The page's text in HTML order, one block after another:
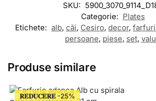
SKU:
Categorie: Plates
Etichete: alb, căi, Cesiro, decor,
persoane, piese, set,
Produse similare
𝐑𝐄𝐃𝐔𝐂𝐄𝐑𝐄